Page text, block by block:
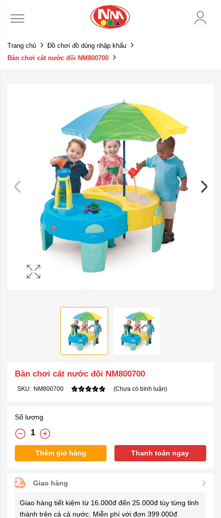
Trang chủ
Đồ chơi đồ dùng nhập khẩu
Bàn chơi cát nước đôi NM800700
Bàn chơi cát nước đôi NM800700
SKU: NM800700 (Chưa có bình luận)
Số lượng
Thêm giỏ hàng Thanh toán ngay
Giao hàng
Giao hàng tiết kiệm từ 16.000đ đến 25.000đ tùy từng tỉnh
thành trên cả cả nước. Miễn phí với đơn 399.000đ